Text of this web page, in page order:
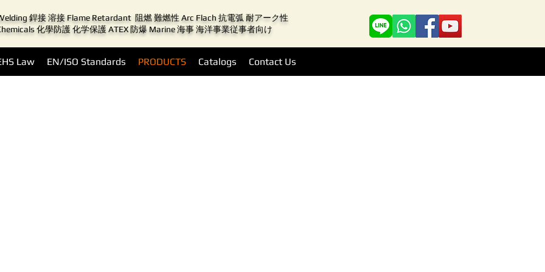
銲接 溶接 Flame Retardant 阻燃 難燃性 Arc Flach 抗電弧 耐アーク性
化學防護 化学保護 ATEX 防爆 Marine 海事 海洋事業従事者向け
Law EN/ISO Standards PRODUCTS Catalogs Contact Us